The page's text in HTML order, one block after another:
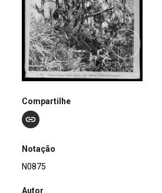
Compartilhe
Notação
N0875
Autor